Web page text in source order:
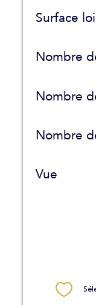
Surface
Nombre
Nombre
Nombre
Vue